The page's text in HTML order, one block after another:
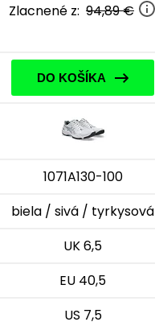
Zlacnené z: 94,89 €
DO KOŠÍKA
1071A130-100
biela / sivá / tyrkysová
UK 6,5
EU 40,5
US 7,5